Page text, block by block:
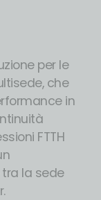
per le
che
in
FTTH
la sede